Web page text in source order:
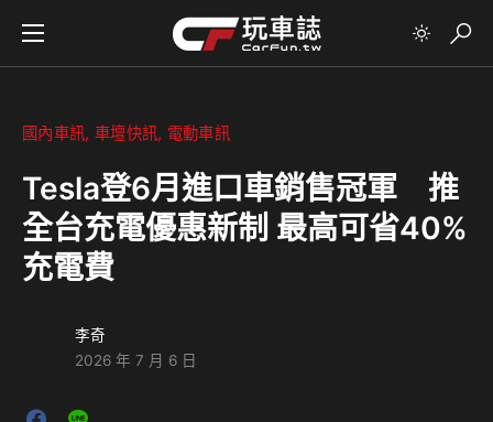
國內車訊 車壇快訊 電動車訊
Tesla登6月進口車銷售冠軍 推
全台充電優惠新制 最高可省40%
充電費
李奇
2026 年 7 月 6 日